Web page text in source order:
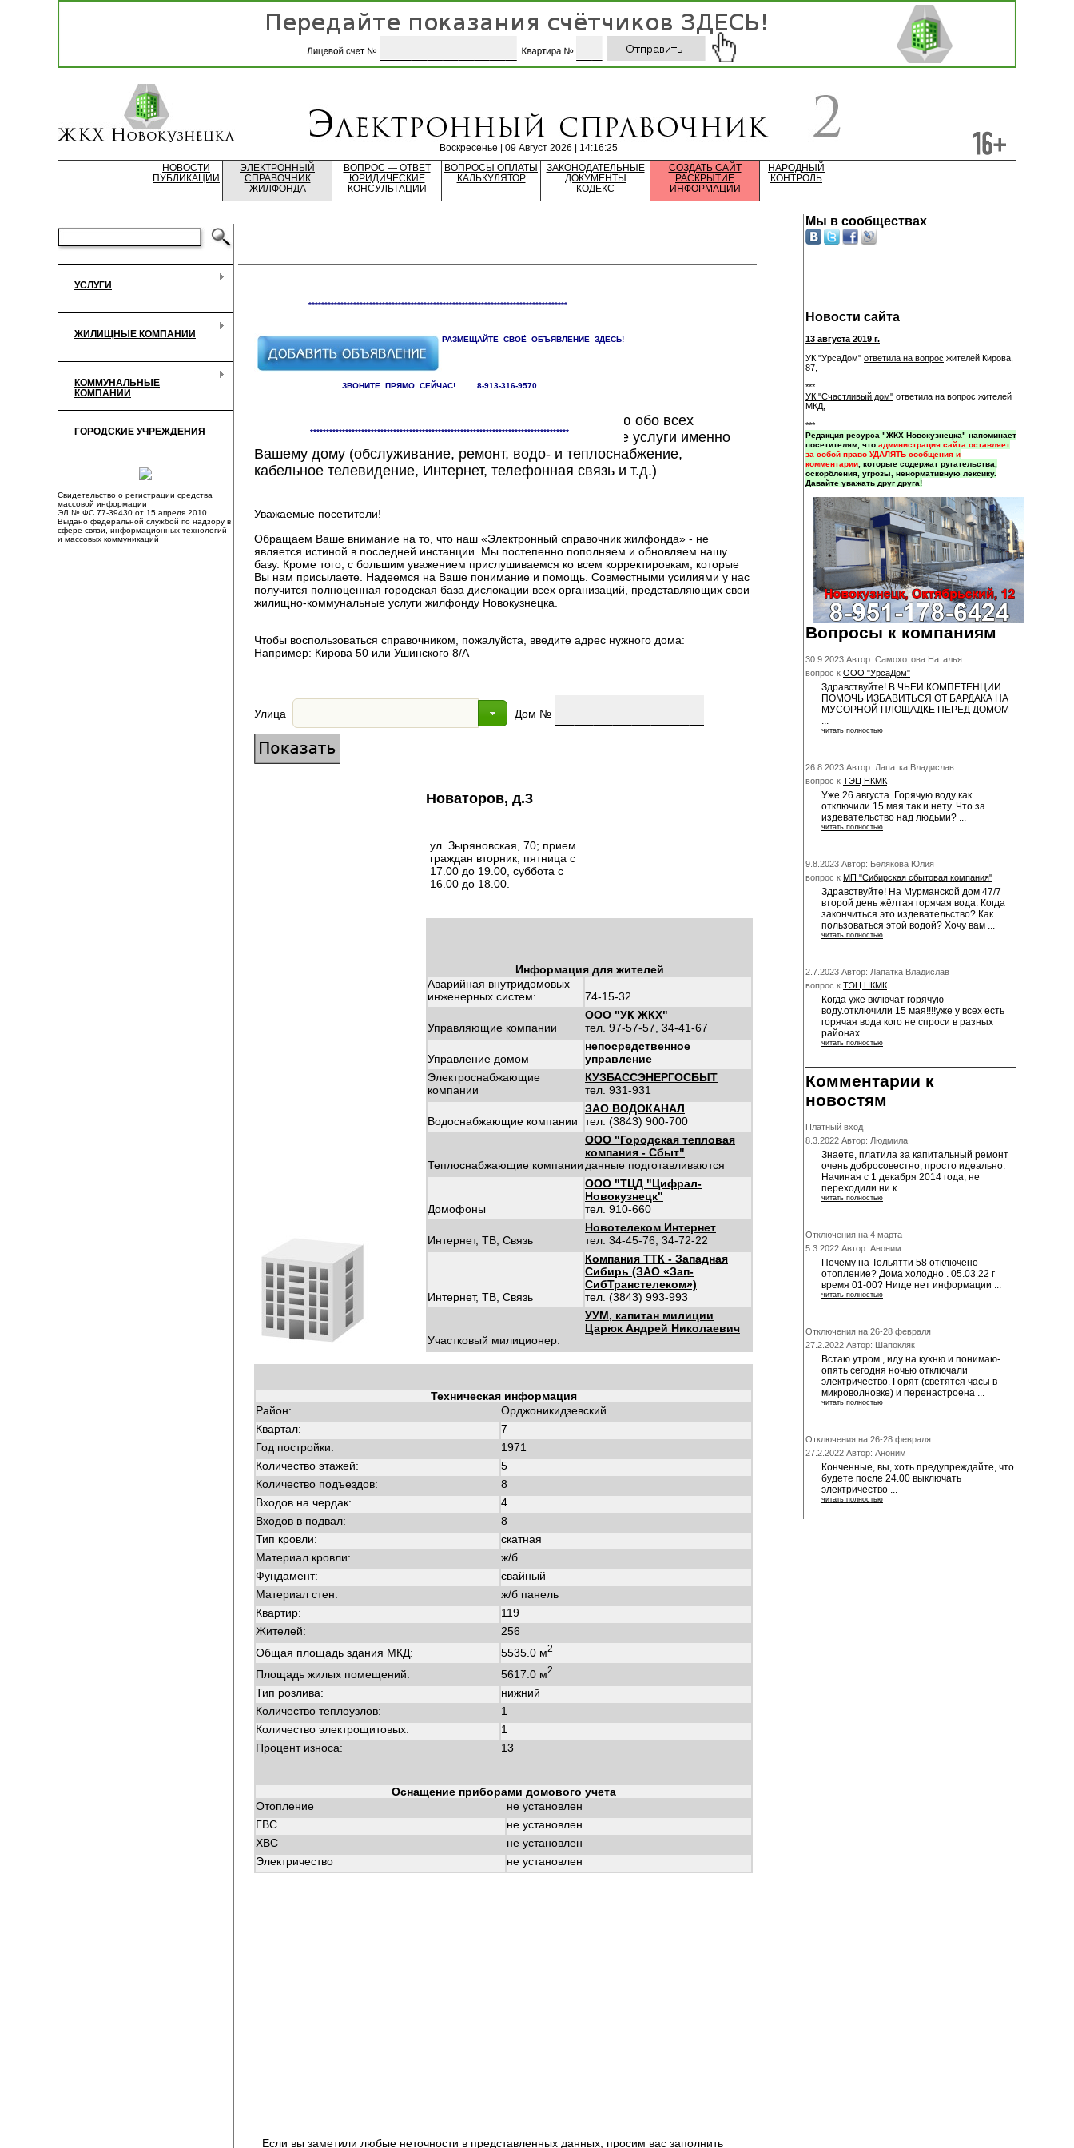
Воскресенье | 09 Август 2026 | 14:16:25
НОВОСТИ
ПУБЛИКАЦИИ
ЭЛЕКТРОННЫЙ
СПРАВОЧНИК
ЖИЛФОНДА
ВОПРОС — ОТВЕТ
ЮРИДИЧЕСКИЕ
КОНСУЛЬТАЦИИ
ВОПРОСЫ ОПЛАТЫ
КАЛЬКУЛЯТОР
ЗАКОНОДАТЕЛЬНЫЕ
ДОКУМЕНТЫ
КОДЕКС
СОЗДАТЬ САЙТ
РАСКРЫТИЕ
ИНФОРМАЦИИ
НАРОДНЫЙ
КОНТРОЛЬ
УСЛУГИ
ЖИЛИЩНЫЕ КОМПАНИИ
КОММУНАЛЬНЫЕ
КОМПАНИИ
ГОРОДСКИЕ УЧРЕЖДЕНИЯ
Свидетельство о регистрации средства
массовой информации
ЭЛ № ФС 77-39430 от 15 апреля 2010.
Выдано федеральной службой по надзору в
сфере связи, информационных технологий
и массовых коммуникаций
*********************************************************************************
РАЗМЕЩАЙТЕ СВОЁ ОБЪЯВЛЕНИЕ ЗДЕСЬ!
ЗВОНИТЕ ПРЯМО СЕЙЧАС! 8-913-316-9570
*********************************************************************************
Здесь Вы сможете найти исчерпывающую информацию обо всех
компаниях, предоставляющих жилищно-коммунальные услуги именно
Вашему дому (обслуживание, ремонт, водо- и теплоснабжение,
кабельное телевидение, Интернет, телефонная связь и т.д.)
Уважаемые посетители!
Обращаем Ваше внимание на то, что наш «Электронный справочник жилфонда» - не
является истиной в последней инстанции. Мы постепенно пополняем и обновляем нашу
базу. Кроме того, с большим уважением прислушиваемся ко всем корректировкам, которые
Вы нам присылаете. Надеемся на Ваше понимание и помощь. Совместными усилиями у нас
получится полноценная городская база дислокации всех организаций, представляющих свои
жилищно-коммунальные услуги жилфонду Новокузнецка.
Чтобы воспользоваться справочником, пожалуйста, введите адрес нужного дома:
Например: Кирова 50 или Ушинского 8/А
Улица Дом №
Новаторов, д.3
ул. Зыряновская, 70; прием
граждан вторник, пятница с
17.00 до 19.00, суббота с
16.00 до 18.00.
Информация для жителей
Аварийная внутридомовых
инженерных систем:
74-15-32
Управляющие компании
ООО "УК ЖКХ"
тел. 97-57-57, 34-41-67
Управление домом
непосредственное
управление
Электроснабжающие
компании
КУЗБАССЭНЕРГОСБЫТ
тел. 931-931
Водоснабжающие компании
ЗАО ВОДОКАНАЛ
тел. (3843) 900-700
Теплоснабжающие компании
ООО "Городская тепловая
компания - Сбыт"
данные подготавливаются
Домофоны
ООО "ТЦД "Цифрал-
Новокузнецк"
тел. 910-660
Интернет, ТВ, Связь
Новотелеком Интернет
тел. 34-45-76, 34-72-22
Интернет, ТВ, Связь
Компания ТТК - Западная
Сибирь (ЗАО «Зап-
СибТранстелеком»)
тел. (3843) 993-993
Участковый милиционер:
УУМ, капитан милиции
Царюк Андрей Николаевич
Техническая информация
Район:
Орджоникидзевский
Квартал:
7
Год постройки:
1971
Количество этажей:
5
Количество подъездов:
8
Входов на чердак:
4
Входов в подвал:
8
Тип кровли:
скатная
Материал кровли:
ж/б
Фундамент:
свайный
Материал стен:
ж/б панель
Квартир:
119
Жителей:
256
Общая площадь здания МКД:
5535.0 м2
Площадь жилых помещений: 5617.0 м2
Тип розлива:
нижний
Количество теплоузлов:
1
Количество электрощитовых:
1
Процент износа:
13
Оснащение приборами домового учета
Отопление
не установлен
ГВС
не установлен
ХВС
не установлен
Электричество
не установлен
Если вы заметили любые неточности в представленных данных, просим вас заполнить
Мы в сообществах
Новости сайта
13 августа 2019 г.
УК "УрсаДом" ответила на вопрос жителей Кирова,
87,
***
УК "Счастливый дом" ответила на вопрос жителей
МКД,
***
Редакция ресурса "ЖКХ Новокузнецка" напоминает
посетителям, что администрация сайта оставляет
за собой право УДАЛЯТЬ сообщения и
комментарии , которые содержат ругательства,
оскорбления, угрозы, ненормативную лексику.
Давайте уважать друг друга!
Вопросы к компаниям
30.9.2023 Автор: Самохотова Наталья
вопрос к ООО "УрсаДом"
Здравствуйте! В ЧЬЕЙ КОМПЕТЕНЦИИ
ПОМОЧЬ ИЗБАВИТЬСЯ ОТ БАРДАКА НА
МУСОРНОЙ ПЛОЩАДКЕ ПЕРЕД ДОМОМ
...
читать полностью
26.8.2023 Автор: Лапатка Владислав
вопрос к ТЭЦ НКМК
Уже 26 августа. Горячую воду как
отключили 15 мая так и нету. Что за
издевательство над людьми? ...
читать полностью
9.8.2023 Автор: Белякова Юлия
вопрос к МП "Сибирская сбытовая компания"
Здравствуйте! На Мурманской дом 47/7
второй день жёлтая горячая вода. Когда
закончиться это издевательство? Как
пользоваться этой водой? Хочу вам ...
читать полностью
2.7.2023 Автор: Лапатка Владислав
вопрос к ТЭЦ НКМК
Когда уже включат горячую
воду.отключили 15 мая!!!!уже у всех есть
горячая вода кого не спроси в разных
районах ...
читать полностью
Комментарии к
новостям
Платный вход
8.3.2022 Автор: Людмила
Знаете, платила за капитальный ремонт
очень добросовестно, просто идеально.
Начиная с 1 декабря 2014 года, не
переходили ни к ...
читать полностью
Отключения на 4 марта
5.3.2022 Автор: Аноним
Почему на Тольятти 58 отключено
отопление? Дома холодно . 05.03.22 г
время 01-00? Нигде нет информации ...
читать полностью
Отключения на 26-28 февраля
27.2.2022 Автор: Шапокляк
Встаю утром , иду на кухню и понимаю-
опять сегодня ночью отключали
электричество. Горят (светятся часы в
микроволновке) и перенастроена ...
читать полностью
Отключения на 26-28 февраля
27.2.2022 Автор: Аноним
Конченные, вы, хоть предупреждайте, что
будете после 24.00 выключать
электричество ...
читать полностью